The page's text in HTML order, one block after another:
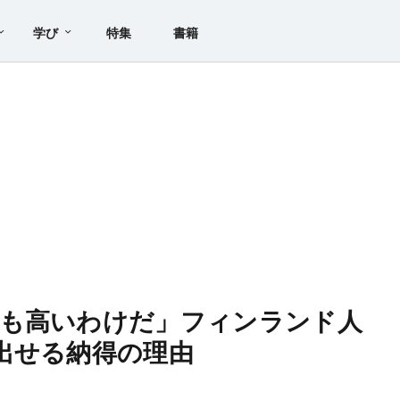
学び 特集 書籍
高いわけだ」フィンランド人
せる納得の理由